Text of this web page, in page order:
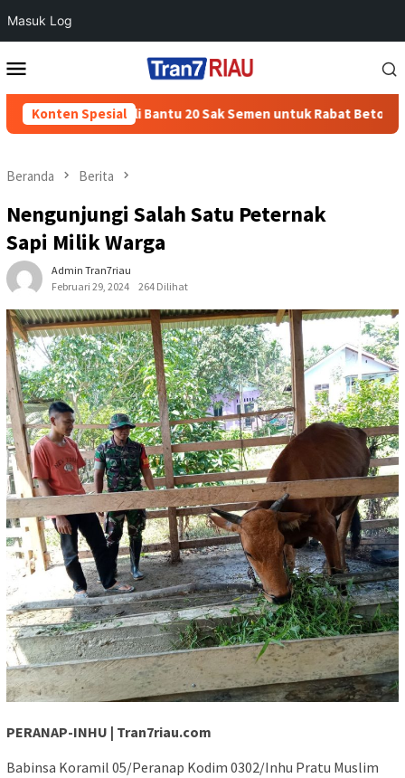
Masuk Log
ke
Mobile
Konten Spesial
Boyolali Bantu 20 Sak Semen untuk Rabat Beton Jalan
Beranda Berita
Nengunjungi Salah Satu Peternak
Sapi Milik Warga
Admin Tran7riau
Februari 29, 2024
264 Dilihat
PERANAP-INHU | Tran7riau.com
Babinsa Koramil 05/Peranap Kodim 0302/Inhu Pratu Muslim